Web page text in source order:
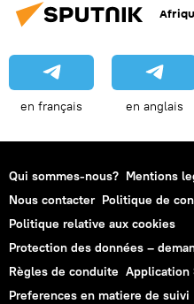
en français en anglais
Qui sommes-nous? Mentions
Nous contacter Politique de
Politique relative aux cookies
Protection des données –
Règles de conduite Application
Preferences en matiere de suivi